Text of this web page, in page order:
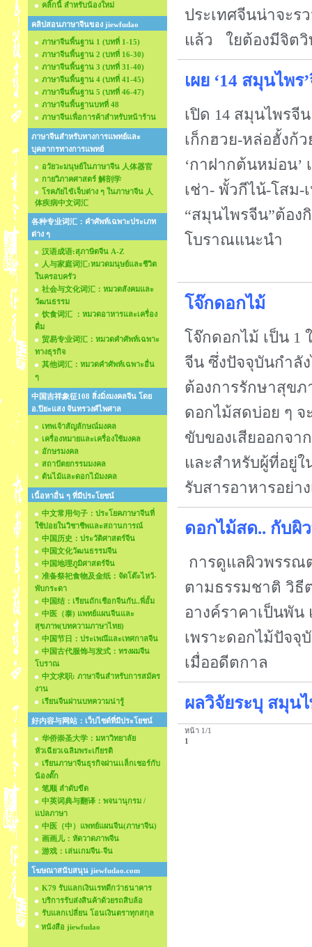
คลิ๊กนี้ สำหรับน้องใหม่
คลิปสอนภาษาจีนของ jiewfudao
ภาษาจีนพื้นฐาน 1 (บทที่ 1-15)
ภาษาจีนพื้นฐาน 2 (บทที่ 16-30)
ภาษาจีนพื้นฐาน 3 (บทที่ 31-40)
ภาษาจีนพื้นฐาน 4 (บทที่ 41-45)
ภาษาจีนพื้นฐาน 5 (บทที่ 46-47)
ภาษาจีนพื้นฐานบทที่ 48
ภาษาจีนเพื่อการค้าสำหรับหน้าร้าน
ภาษาจีนสำหรับทางการแพทย์และ
บุคลากรทางการแพทย์
อวัยวะมนุษย์ในภาษาจีน 人体器官
กายวิภาคศาสตร์ 解剖学
โรคภัยไข้เจ็บต่าง ๆ ในภาษาจีน 人
体疾病中文词汇
各种专业词汇：คำศัพท์เฉพาะประเภท
ต่าง ๆ
汉语成语:สุภาษิตจีน A-Z
人与家庭词汇:หมวดมนุษย์และชีวิต
ในครอบครัว
社会与文化词汇：หมวดสังคมและ
วัฒนธรรม
饮食词汇 ：หมวดอาหารและเครื่อง
ดื่ม
贸易专业词汇：หมวดคำศัพท์เฉพาะ
ทางธุรกิจ
其他词汇：หมวดคำศัพท์เฉพาะอื่น
ๆ
中国吉祥象征108 สิ่งมิ่งมงคลจีน โดย
อ.ปิยะแสง จันทรวงศ์ไพศาล
เทพเจ้าสัญลักษณ์มงคล
เครื่องหมายและเครื่องใช้มงคล
อักษรมงคล
สถาปัตยกรรมมงคล
ต้นไม้และดอกไม้มงคล
เนื้อหาอื่น ๆ ที่มีประโยชน์
中文常用句子：ประโยคภาษาจีนที่
ใช้บ่อยในวิชาชีพและสถานการณ์
中国历史：ประวัติศาสตร์จีน
中国文化วัฒนธรรมจีน
中国地理ภูมิศาสตร์จีน
准备祭祀食物及金纸：จัดโต๊ะไหว้-
พับกระดา
中国结：เรียนถักเชือกจีนกับ..พี่อั้ม
中医（泰) แพทย์แผนจีนและ
สุขภาพ(บทความภาษาไทย)
中国节日：ประเพณีและเทศกาลจีน
中国古代服饰与发式：ทรงผมจีน
โบราณ
中文求职: ภาษาจีนสำหรับการสมัคร
งาน
เรียนจีนผ่านบทความน่ารู้
好内容与网站：เว็บไซด์ที่มีประโยชน์
华侨崇圣大学：มหาวิทยาลัย
หัวเฉียวเฉลิมพระเกียรติ
เรียนภาษาจีนธุรกิจผ่านเเล็กเชอร์กับ
น้องตั๊ก
笔顺 ลำดับขีด
中英词典与翻译：พจนานุกรม /
แปลภาษา
中医（中）แพทย์แผนจีน(ภาษาจีน)
画画儿：หัดวาดภาพจีน
游戏：เล่นเกมจีน-จีน
โฆษณาสนับสนุน jiewfudao.com
K79 รับแลกเงินเรทดีกว่าธนาคาร
บริการรับส่งสินค้าด้วยรถสิบล้อ
รับแลกเปลี่ยน โอนเงินตราทุกสกุล
หนังสือ jiewfudao
ประเทศจีนน่าจะ
แล้ว ใยต้องมีจิต
เผย ‘14 สมุนไพ
เปิด 14 สมุนไพรจี
เก็กฮวย-หล่อฮั้งก้
‘กาฝากต้นหม่อน’
เช่า- พั้วกีไน้-โสม-
“สมุนไพรจีน”ต้อ
โบราณแนะนำ
โจ๊กดอกไม้
โจ๊กดอกไม้ เป็น 1
จีน ซึ่งปัจจุบันกำลั
ต้องการรักษาสุข
ดอกไม้สดบ่อย ๆ จ
ขับของเสียออกจา
และสำหรับผู้ที่อยู่
รับสารอาหารอย่า
ดอกไม้สด.. กับผิ
การดูแลผิวพรรณ
ตามธรรมชาติ วิธี
อางค์ราคาเป็นพั
เพราะดอกไม้ปัจจุ
เมื่ออดีตกาล
ผลวิจัยระบุ สมุน
หน้า 1/1
1